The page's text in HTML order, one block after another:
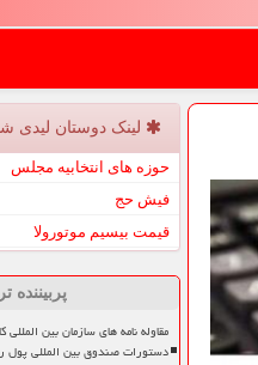
لینک دوستان لیدی
حوزه های انتخابیه مجلس
فیش حج
قیمت بیسیم موتورولا
پربیننده
مقاوله نامه های سازمان بین المللی
دستورات صندوق بین المللی پول